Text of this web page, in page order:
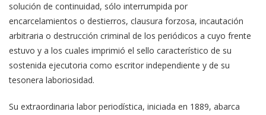
solución de continuidad, sólo interrumpida por
encarcelamientos o destierros, clausura forzosa, incautación
arbitraria o destrucción criminal de los periódicos a cuyo frente
estuvo y a los cuales imprimió el sello característico de su
sostenida ejecutoria como escritor independiente y de su
tesonera laboriosidad.
Su extraordinaria labor periodística, iniciada en 1889, abarca